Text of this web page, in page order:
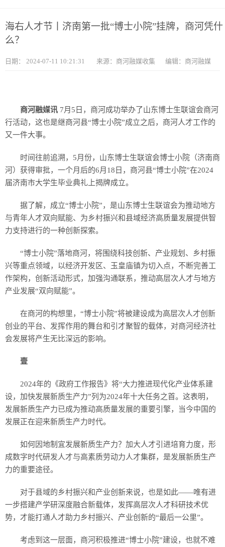
海右人才节丨济南第一批“博士小院”挂牌，商河凭什
么？
日期： 2024-07-11 10:21:31 来源：商河融媒收集 编辑：商河融媒
商河融媒讯 7月5日，商河成功举办了山东博士生联谊会商河
行活动，这也是继商河县“博士小院”成立之后，商河人才工作的
又一件大事。
时间往前追溯，5月份，山东博士生联谊会博士小院（济南商
河）获得审批，一个月后的6月18日，商河县“博士小院”在2024
届济南市大学生毕业典礼上揭牌成立。
据了解，成立“博士小院”，是山东博士生联谊会为推动地方
与青年人才双向赋能、为乡村振兴和县域经济高质量发展提供智
力支持进行的一种创新探索。
“博士小院”落地商河，将围绕科技创新、产业规划、乡村振
兴等重点领域，以经济开发区、玉皇庙镇为切入点，不断完善工
作架构，创新活动形式，加强沟通联系，推动高层次人才与地方
产业发展“双向赋能”。
在商河的构想里，“博士小院”将被建设成为高层次人才创新
创业的平台、发挥作用的舞台和引才聚智的载体，对商河经济社
会发展将产生无比深远的影响。
壹
2024年的《政府工作报告》将“大力推进现代化产业体系建
设，加快发展新质生产力”列为2024年十大任务之首。这表明，
发展新质生产力已成为推动高质量发展的重要引擎，当今中国的
发展正在迎来新质生产力时代。
如何因地制宜发展新质生产力？加大人才引进培育力度，形
成数字时代研发人才与高素质劳动力人才集群，是发展新质生产
力的重要途径。
对于县域的乡村振兴和产业创新来说，也是如此——唯有进
一步搭建产学研深度融合新载体，发挥高层次人才科研技术优
势，才能打通人才助力乡村振兴、产业创新的“最后一公里”。
考虑到这一层面，商河积极推进“博士小院”建设，也就不难